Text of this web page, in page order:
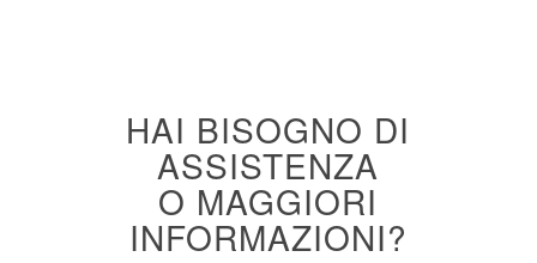
HAI BISOGNO DI
ASSISTENZA
O MAGGIORI
INFORMAZIONI?